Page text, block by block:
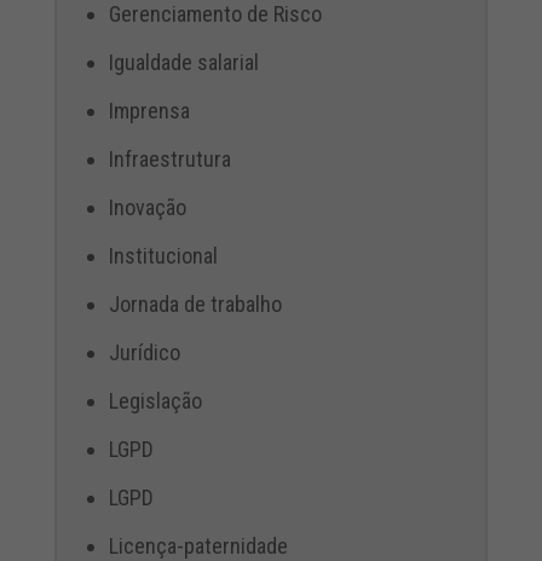
Gerenciamento de Risco
Igualdade salarial
Imprensa
Infraestrutura
Inovação
Institucional
Jornada de trabalho
Jurídico
Legislação
LGPD
LGPD
Licença-paternidade